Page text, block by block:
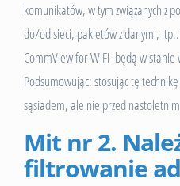
komunikatów, w tym związanych z
do/od sieci, pakietów z danymi,
CommView for WiFi będą w stanie
Podsumowując: stosując tę
sąsiadem, ale nie przed
Mit nr 2.
filtrowanie